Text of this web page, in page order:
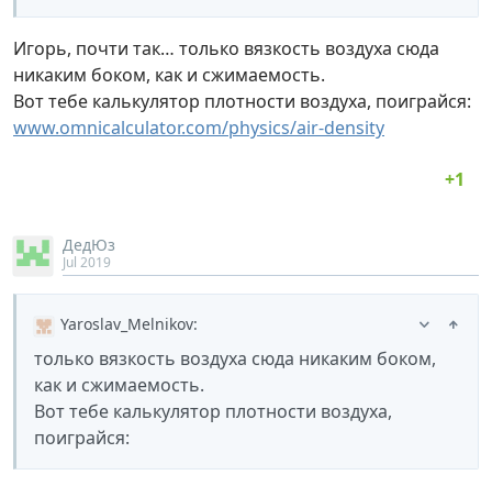
Игорь, почти так… только вязкость воздуха сюда
никаким боком, как и сжимаемость.
Вот тебе калькулятор плотности воздуха, поиграйся:
www.omnicalculator.com/physics/air-density
ДедЮз
Jul 2019
Yaroslav_Melnikov:
только вязкость воздуха сюда никаким боком,
как и сжимаемость.
Вот тебе калькулятор плотности воздуха,
поиграйся: